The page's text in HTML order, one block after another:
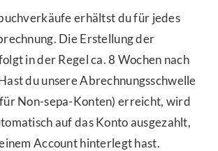
erhältst du für jedes
Die Erstellung der
in der Regel ca. 8 Wochen nach
du unsere Abrechnungsschwelle
Non-sepa-Konten) erreicht, wird
auf das Konto ausgezahlt,
Account hinterlegt hast.